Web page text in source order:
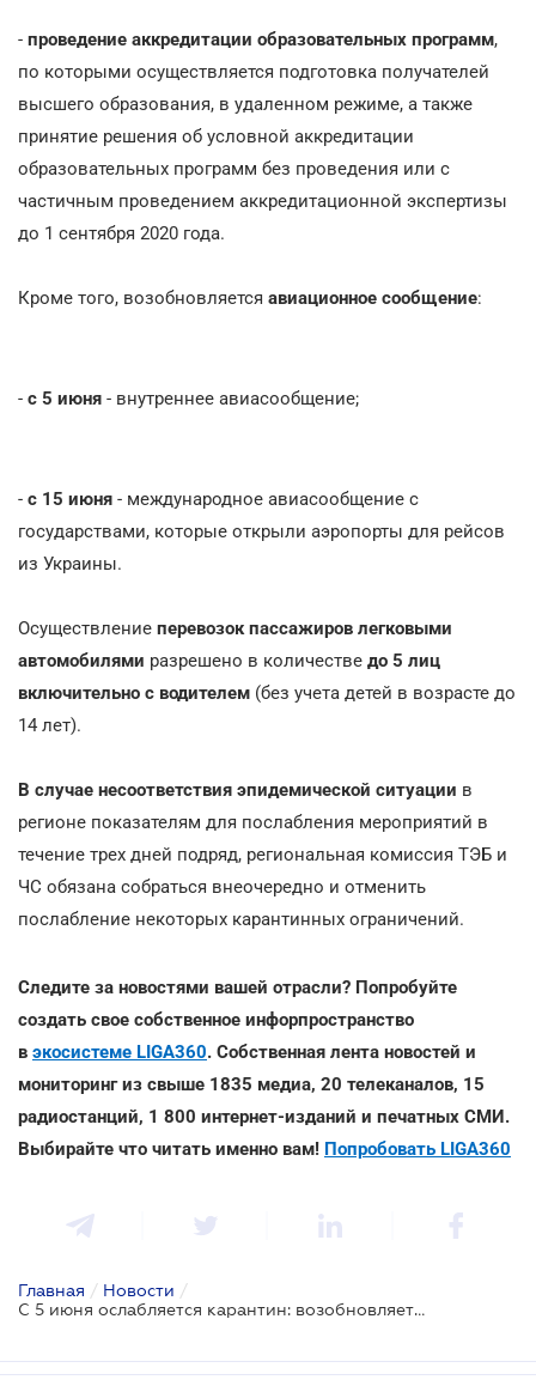
- проведение аккредитации образовательных программ,
по которыми осуществляется подготовка получателей
высшего образования, в удаленном режиме, а также
принятие решения об условной аккредитации
образовательных программ без проведения или с
частичным проведением аккредитационной экспертизы
до 1 сентября 2020 года.
Кроме того, возобновляется авиационное сообщение:
- с 5 июня - внутреннее авиасообщение;
- с 15 июня - международное авиасообщение с
государствами, которые открыли аэропорты для рейсов
из Украины.
Осуществление перевозок пассажиров легковыми
автомобилями разрешено в количестве до 5 лиц
включительно с водителем (без учета детей в возрасте до
14 лет).
В случае несоответствия эпидемической ситуации в
регионе показателям для послабления мероприятий в
течение трех дней подряд, региональная комиссия ТЭБ и
ЧС обязана собраться внеочередно и отменить
послабление некоторых карантинных ограничений.
Следите за новостями вашей отрасли? Попробуйте
создать свое собственное инфорпространство
в экосистеме LIGA360. Собственная лента новостей и
мониторинг из свыше 1835 медиа, 20 телеканалов, 15
радиостанций, 1 800 интернет-изданий и печатных СМИ.
Выбирайте что читать именно вам! Попробовать LIGA360
Главная / Новости /
С 5 июня ослабляется карантин: возобновляется авиасообщение и работа ресторанов